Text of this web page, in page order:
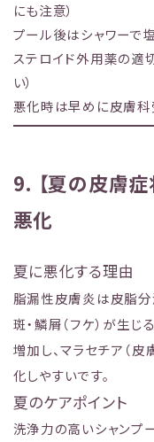
にも注意）
プール後はシャワーで
ステロイド外用薬の適
い）
悪化時は早めに皮膚科
9. 【夏の皮膚
悪化
夏に悪化する理由
脂漏性皮膚炎は皮脂分
斑・鱗屑（フケ）が生
増加し、マラセチア（
化しやすいです。
夏のケアポイント
洗浄力の高いシャンプ